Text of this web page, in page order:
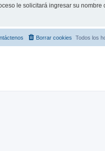
le solicitará ingresar su nombre
Todos los
Borrar cookies